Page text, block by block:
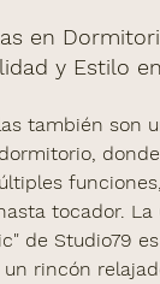
en
y Estilo
también son
tocador. La
de Studio79
rincón